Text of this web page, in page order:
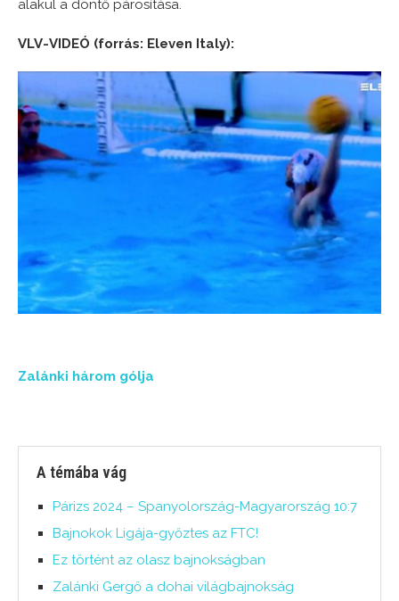
alakul a döntő párosítása.
VLV-VIDEÓ (forrás: Eleven Italy):
Zalánki három gólja
A témába vág
Párizs 2024 – Spanyolország-Magyarország 10:7
Bajnokok Ligája-győztes az FTC!
Ez történt az olasz bajnokságban
Zalánki Gergő a dohai világbajnokság